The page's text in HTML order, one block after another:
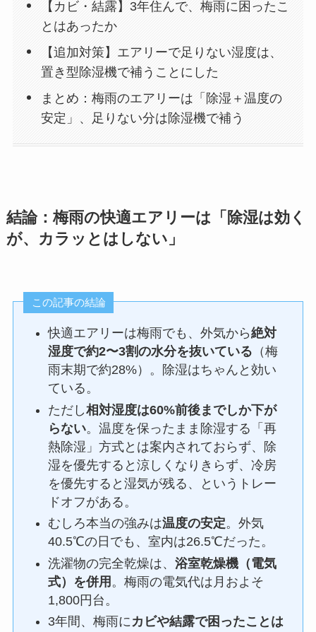
【カビ・結露】3年住んで、梅雨に困ったこ
とはあったか
【追加対策】エアリーで足りない湿度は、
置き型除湿機で補うことにした
まとめ：梅雨のエアリーは「除湿＋温度の
安定」、足りない分は除湿機で補う
結論：梅雨の快適エアリーは「除湿は効く
が、カラッとはしない」
この記事の結論
快適エアリーは梅雨でも、外気から絶対
湿度で約2〜3割の水分を抜いている （梅
雨末期で約28%）。除湿はちゃんと効い
ている。
ただし相対湿度は60%前後までしか下が
らない。温度を保ったまま除湿する「再
熱除湿」方式とは案内されておらず、除
湿を優先すると涼しくなりきらず、冷房
を優先すると湿気が残る、というトレー
ドオフがある。
むしろ本当の強みは温度の安定。外気
40.5℃の日でも、室内は26.5℃だった。
洗濯物の完全乾燥は、浴室乾燥機（電気
式）を併用 。梅雨の電気代は月およそ
1,800円台。
3年間、梅雨にカビや結露で困ったことは